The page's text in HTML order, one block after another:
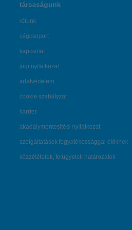
társaságunk
rólunk
cégcsoport
kapcsolat
jogi nyilatkozat
adatvédelem
cookie szabályzat
karrier
akadálymentesítési nyilatkozat
szolgáltatások fogyatékossággal élőknek
közzétételek, felügyeleti határozatok